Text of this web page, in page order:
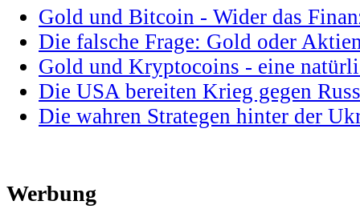
Gold und Bitcoin - Wider das
Die falsche Frage: Gold oder
Gold und Kryptocoins - eine
Die USA bereiten Krieg gegen
Die wahren Strategen hinter der
Werbung